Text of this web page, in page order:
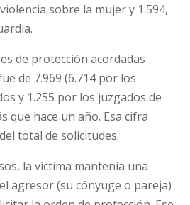
sobre la mujer y 1.594,
de protección acordadas
de 7.969 (6.714 por los
y 1.255 por los juzgados de
que hace un año. Esa cifra
total de solicitudes.
la víctima mantenía una
agresor (su cónyuge o pareja)